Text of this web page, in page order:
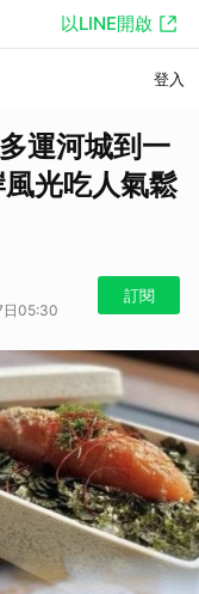
以LINE開啟
登入
運河城到一
光吃人氣鬆
日05:30
訂閱